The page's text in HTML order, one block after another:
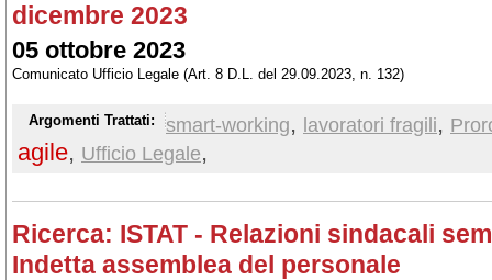
dicembre 2023
05 ottobre 2023
Comunicato Ufficio Legale (Art. 8 D.L. del 29.09.2023, n. 132)
Argomenti Trattati: smart-working, lavoratori fragili,
agile, Ufficio Legale,
Ricerca: ISTAT - Relazioni sindacali
Indetta assemblea del personale